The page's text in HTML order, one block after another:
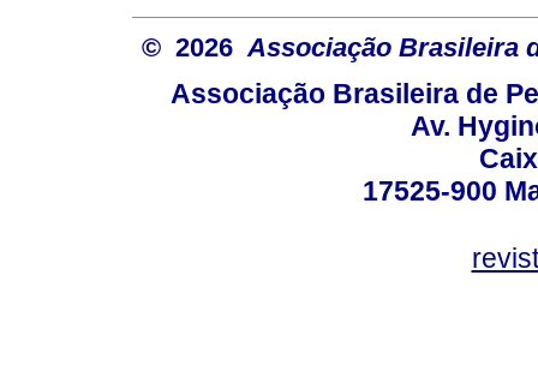
© 2026 Associação Brasileira
Associação Brasileira de
Av.
17525-900